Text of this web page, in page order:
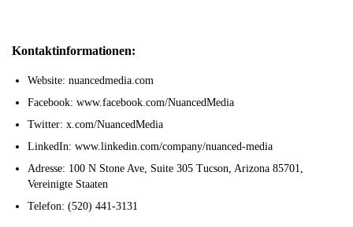
Kontaktinformationen:
Website: nuancedmedia.com
Facebook: www.facebook.com/NuancedMedia
Twitter: x.com/NuancedMedia
LinkedIn: www.linkedin.com/company/nuanced-media
Adresse: 100 N Stone Ave, Suite 305 Tucson, Arizona 85701,
Vereinigte Staaten
Telefon: (520) 441-3131